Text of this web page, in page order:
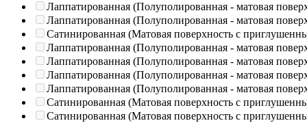
Лаппатированная (Полуполированная - матовая
Лаппатированная (Полуполированная - матовая
Сатинированная (Матовая поверхность с
Лаппатированная (Полуполированная - матовая
Лаппатированная (Полуполированная - матовая
Лаппатированная (Полуполированная - матовая
Лаппатированная (Полуполированная - матовая
Сатинированная (Матовая поверхность с
Сатинированная (Матовая поверхность с